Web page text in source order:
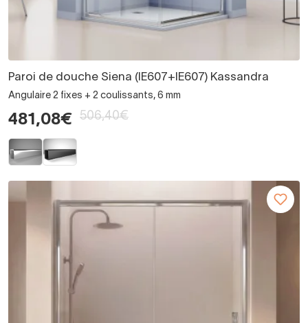
Paroi de douche Siena (IE607+IE607) Kassandra
Angulaire 2 fixes + 2 coulissants, 6 mm
481,08€ 506,40€